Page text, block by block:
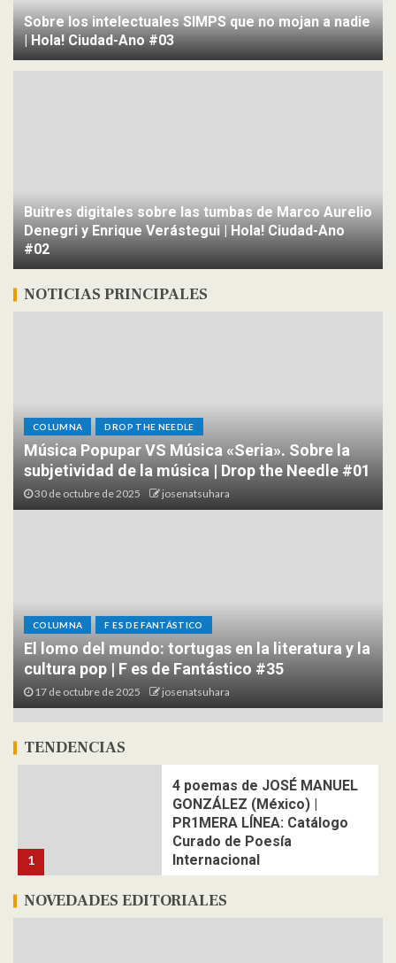
Sobre los intelectuales SIMPS que no mojan a nadie
| Hola! Ciudad-Ano #03
Buitres digitales sobre las tumbas de Marco Aurelio
Denegri y Enrique Verástegui | Hola! Ciudad-Ano
#02
NOTICIAS PRINCIPALES
COLUMNA DROP THE NEEDLE
Música Popupar VS Música «Seria». Sobre la
subjetividad de la música | Drop the Needle #01
30 de octubre de 2025 josenatsuhara
COLUMNA F ES DE FANTÁSTICO
El lomo del mundo: tortugas en la literatura y la
cultura pop | F es de Fantástico #35
17 de octubre de 2025 josenatsuhara
F ES DE FANTÁSTICO
Regreso a Mustafar: A 20 años del estreno del
Episodio III “La Venganza de los Sith” | F es de
Fantástico #34
TENDENCIAS
1
4 poemas de JOSÉ MANUEL
GONZÁLEZ (México) |
PR1MERA LÍNEA: Catálogo
Curado de Poesía
Internacional
4 poemas de ANÍBAL
NOVEDADES EDITORIALES